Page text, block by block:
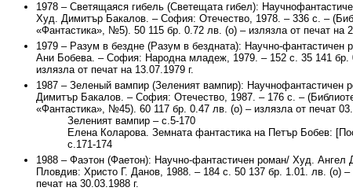
1978 – Светящаяся гибель (Светещата гибел):
Худ. Димитър Бакалов. – София: Отечество, 1978. – 336 с. –
«Фантастика», №5). 50 115 бр. 0.72 лв. (о) – излязла от печат на
1979 – Разум в бездне (Разум в бездната): Научно-фантастичен
Ани Бобева. – София: Народна младеж, 1979. – 152 с. 35 141 бр.
излязла от печат на 13.07.1979 г.
1987 – Зеленый вампир (Зеленият вампир): Научнофантастичен
Димитър Бакалов. – София: Отечество, 1987. – 176 с. –
«Фантастика», №45). 60 117 бр. 0.47 лв. (о) – излязла от печат
Зеленият вампир – с.5-170
Елена Коларова. Земната фантастика на Петър Бобев:
с.171-174
1988 – Фаэтон (Фаетон): Научно-фантастичен роман/ Худ. Ангел
Пловдив: Христо Г. Данов, 1988. – 184 с. 50 137 бр. 1.01. лв. (о) –
печат на 30.03.1988 г.